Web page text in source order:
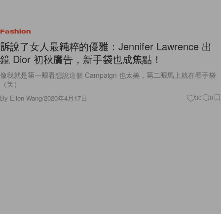
Fashion
訴說了女人最純粹的優雅：Jennifer Lawrence 出
鏡 Dior 初秋廣告，新手袋也成焦點！
像我就是第一眼看想說這個 Campaign 也太美，第二眼馬上就在看手袋
（笑）
By Ellen Wang/2020年4月17日 30 0